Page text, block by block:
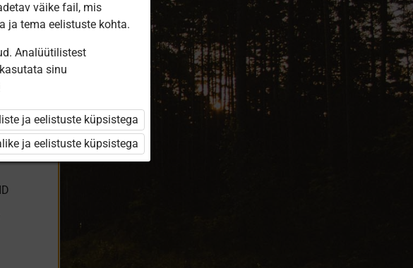
väike fail, mis
ja tema eelistuste kohta.
Analüütilistest
sinu
ja eelistuste küpsistega
ja eelistuste küpsistega